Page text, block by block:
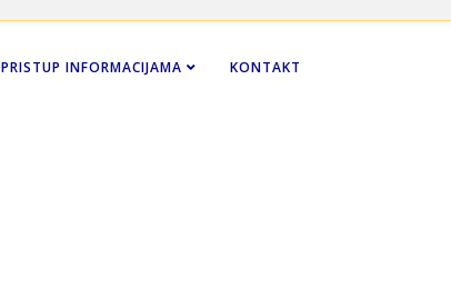
PRISTUP INFORMACIJAMA KONTAKT